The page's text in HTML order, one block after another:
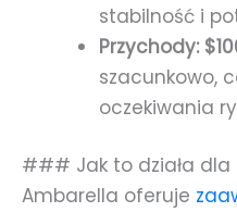
stabilność i
Przychody:
szacunkowo,
oczekiwania
### Jak to działa dla
Ambarella oferuje